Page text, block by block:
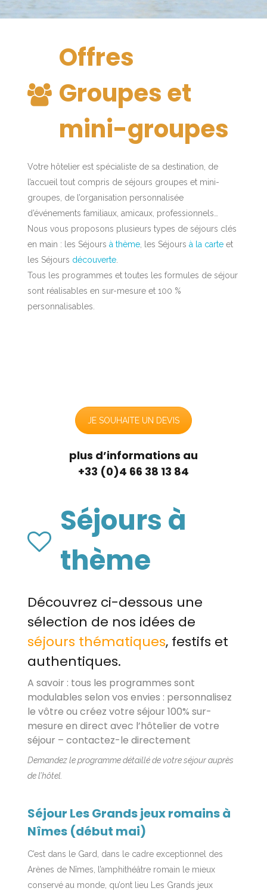
Offres
Groupes et
mini-groupes
Votre hôtelier est spécialiste de sa destination, de
l’accueil tout compris de séjours groupes et mini-
groupes, de l’organisation personnalisée
d’événements familiaux, amicaux, professionnels…
Nous vous proposons plusieurs types de séjours clés
en main : les Séjoursà thème , les Séjoursà la carte et
les Séjours découverte
Tous les programmes et toutes les formules de séjour
sont réalisables en sur-mesure et 100 %
personnalisables.
JE SOUHAITE UN DEVIS
plus d’informations au
+33 (0)4 66 38 13 84
Séjours à
thème
Découvrez ci-dessous une
sélection de nos idées de
séjours thématiques, festifs et
authentiques.
A savoir : tous les programmes sont
modulables selon vos envies : personnalisez
le vôtre ou créez votre séjour 100% sur-
mesure en direct avec l’hôtelier de votre
séjour – contactez-le directement
Demandez le programme détaillé de votre séjour auprès
de l’hôtel.
Séjour Les Grands jeux romains à
Nîmes (début mai)
C’est dans le Gard, dans le cadre exceptionnel des
Arènes de Nîmes, l’amphithéâtre romain le mieux
conservé au monde, qu’ont lieu Les Grands jeux